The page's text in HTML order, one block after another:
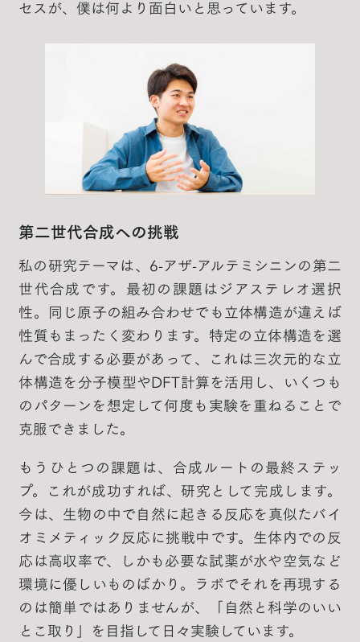
セスが、僕は何より面白いと思っています。
第二世代合成への挑戦
私の研究テーマは、6-アザ-アルテミシニンの第二
世代合成です。最初の課題はジアステレオ選択
性。同じ原子の組み合わせでも立体構造が違えば
性質もまったく変わります。特定の立体構造を選
んで合成する必要があって、これは三次元的な立
体構造を分子模型やDFT計算を活用し、いくつも
のパターンを想定して何度も実験を重ねることで
克服できました。
もうひとつの課題は、合成ルートの最終ステッ
プ。これが成功すれば、研究として完成します。
今は、生物の中で自然に起きる反応を真似たバイ
オミメティック反応に挑戦中です。生体内での反
応は高収率で、しかも必要な試薬が水や空気など
環境に優しいものばかり。ラボでそれを再現する
のは簡単ではありませんが、「自然と科学のいい
とこ取り」を目指して日々実験しています。